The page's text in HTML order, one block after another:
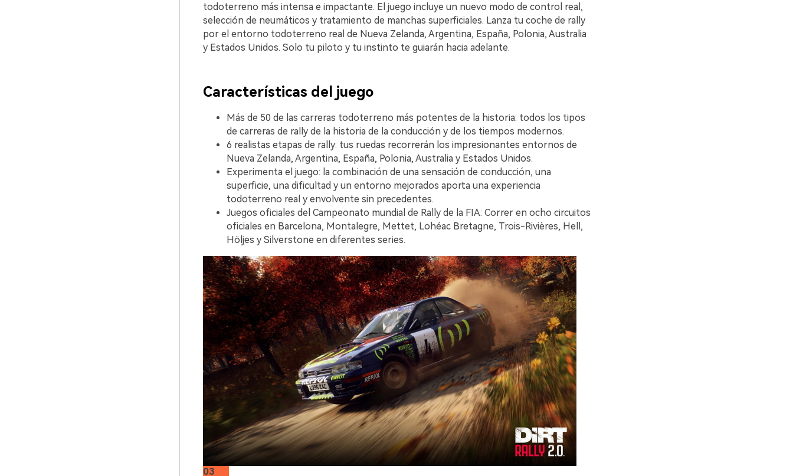
todoterreno más intensa e impactante. El juego incluye un nuevo modo de control real,
selección de neumáticos y tratamiento de manchas superficiales. Lanza tu coche de rally
por el entorno todoterreno real de Nueva Zelanda, Argentina, España, Polonia, Australia
y Estados Unidos. Solo tu piloto y tu instinto te guiarán hacia adelante.
Características del juego
Más de 50 de las carreras todoterreno más potentes de la historia: todos los tipos
de carreras de rally de la historia de la conducción y de los tiempos modernos.
6 realistas etapas de rally: tus ruedas recorrerán los impresionantes entornos de
Nueva Zelanda, Argentina, España, Polonia, Australia y Estados Unidos.
Experimenta el juego: la combinación de una sensación de conducción, una
superficie, una dificultad y un entorno mejorados aporta una experiencia
todoterreno real y envolvente sin precedentes.
Juegos oficiales del Campeonato mundial de Rally de la FIA: Correr en ocho circuitos
oficiales en Barcelona, Montalegre, Mettet, Lohéac Bretagne, Trois-Rivières, Hell,
Höljes y Silverstone en diferentes series.
03